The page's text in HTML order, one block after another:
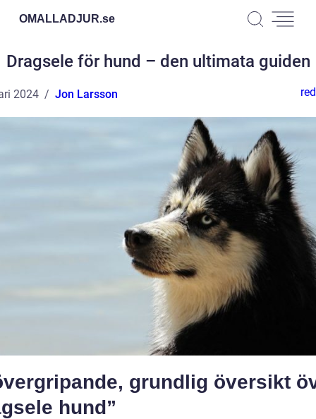
OMALLADJUR.se
Dragsele för hund – den ultimata guiden
2024 Jon Larsson
grundlig översikt
hund”